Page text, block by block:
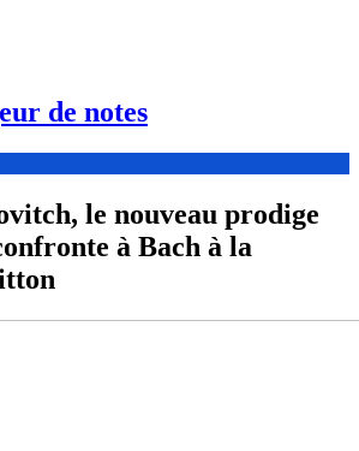
de notes
le nouveau prodige
à Bach à la